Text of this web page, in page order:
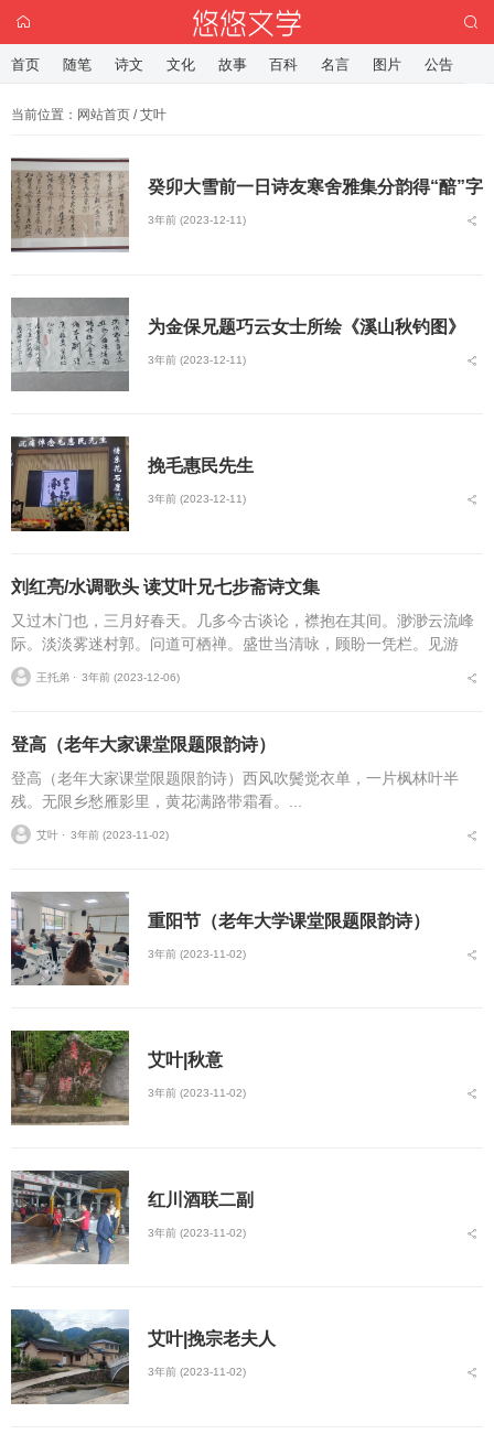
当前位置： 网站首页 / 艾叶
癸卯大雪前一日诗友寒舍雅集分韵得“醅”字
3年前 (2023-12-11)
为金保兄题巧云女士所绘《溪山秋钓图》
3年前 (2023-12-11)
挽毛惠民先生
3年前 (2023-12-11)
刘红亮/水调歌头 读艾叶兄七步斋诗文集
又过木门也，三月好春天。几多今古谈论，襟抱在其间。渺渺云流峰
际。淡淡雾迷村郭。问道可栖禅。盛世当清咏，顾盼一凭栏。见游
客，狂摄影，带欢颜。乍如童话，琪华瑞草斗奇妍。历史长河细算，
千载沧桑梦里，仰圣又崇...
王托弟 ⋅ 3年前 (2023-12-06)
登高（老年大家课堂限题限韵诗）
登高（老年大家课堂限题限韵诗）西风吹鬓觉衣单，一片枫林叶半
残。无限乡愁雁影里，黄花满路带霜看。...
艾叶 ⋅ 3年前 (2023-11-02)
重阳节（老年大学课堂限题限韵诗）
3年前 (2023-11-02)
艾叶|秋意
3年前 (2023-11-02)
红川酒联二副
3年前 (2023-11-02)
艾叶|挽宗老夫人
3年前 (2023-11-02)
首页 随笔 诗文 文化 故事 百科 名言 图片 公告